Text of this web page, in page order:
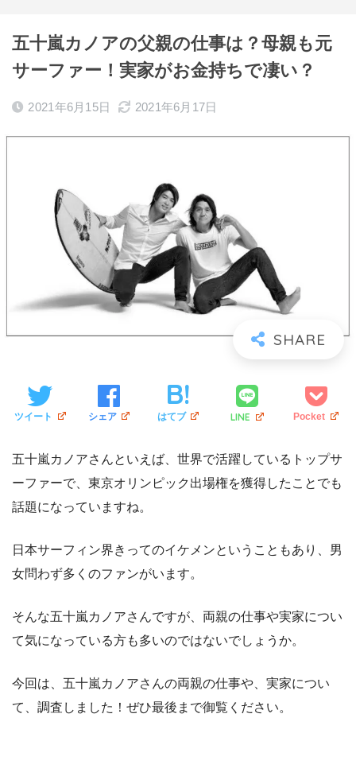
五十嵐カノアの父親の仕事は？母親も元
サーファー！実家がお金持ちで凄い？
2021年6月15日 2021年6月17日
ツイート シェア はてブ LINE Pocket
五十嵐カノアさんといえば、世界で活躍しているトップサ
ーファーで、東京オリンピック出場権を獲得したことでも
話題になっていますね。
日本サーフィン界きってのイケメンということもあり、男
女問わず多くのファンがいます。
そんな五十嵐カノアさんですが、両親の仕事や実家につい
て気になっている方も多いのではないでしょうか。
今回は、五十嵐カノアさんの両親の仕事や、実家につい
て、調査しました！ぜひ最後まで御覧ください。